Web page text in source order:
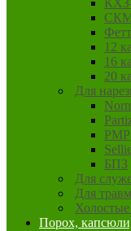
12
16
20
Для
PMP
БПЗ
Для
Для
Порох,